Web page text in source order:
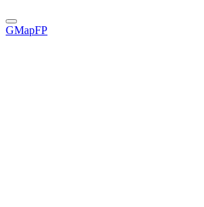
GMapFP